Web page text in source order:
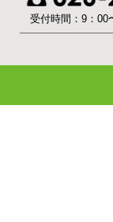
受付時間：9：00